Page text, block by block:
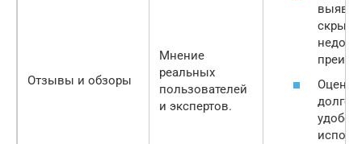
Отзывы и обзоры
Мнение
реальных
пользователей
и экспертов.